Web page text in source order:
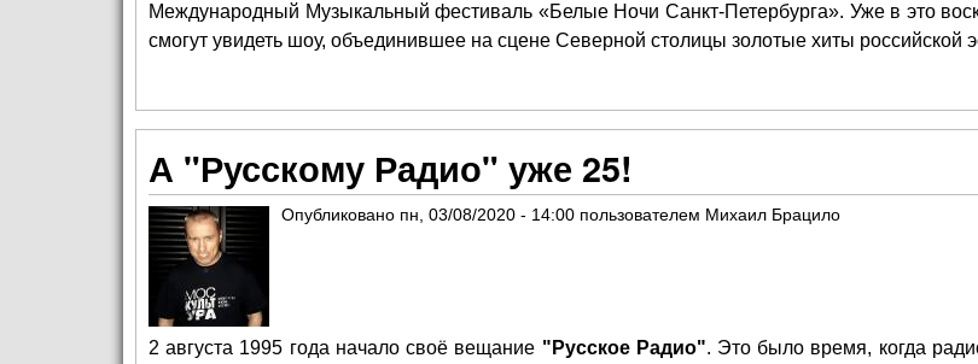
Международный Музыкальный фестиваль «Белые Ночи Санкт-Петербурга». Уже в это
смогут увидеть шоу, объединившее на сцене Северной столицы золотые хиты российской
А "Русскому Радио" уже 25!
Опубликовано пн, 03/08/2020 - 14:00 пользователем Михаил Брацило
2 августа 1995 года начало своё вещание "Русское Радио". Это было время, когда